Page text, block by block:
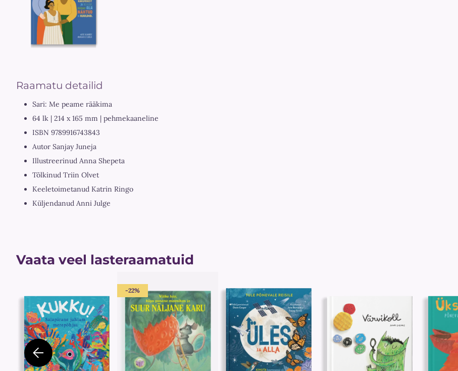
Raamatu detailid
Sari: Me peame rääkima
64 lk | 214 x 165 mm | pehmekaaneline
ISBN 9789916743843
Autor Sanjay Juneja
Illustreerinud Anna Shepeta
Tõlkinud Triin Olvet
Keeletoimetanud Katrin Ringo
Küljendanud Anni Julge
Vaata veel lasteraamatuid
-22%